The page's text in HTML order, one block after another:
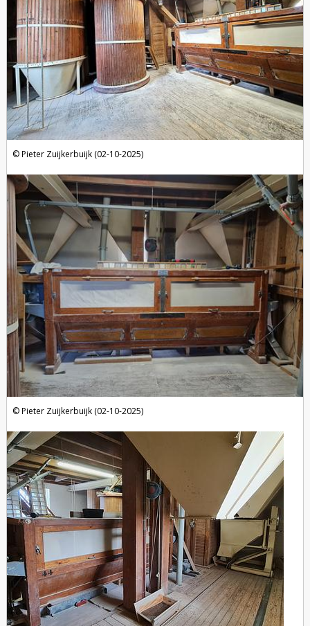
Pieter Zuijkerbuijk (02-10-2025)
Pieter Zuijkerbuijk (02-10-2025)